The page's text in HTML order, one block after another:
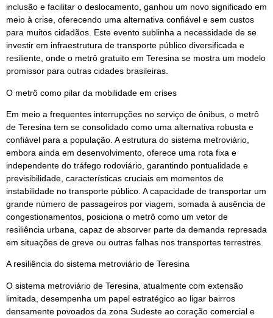
inclusão e facilitar o deslocamento, ganhou um novo significado em
meio à crise, oferecendo uma alternativa confiável e sem custos
para muitos cidadãos. Este evento sublinha a necessidade de se
investir em infraestrutura de transporte público diversificada e
resiliente, onde o metrô gratuito em Teresina se mostra um modelo
promissor para outras cidades brasileiras.
O metrô como pilar da mobilidade em crises
Em meio a frequentes interrupções no serviço de ônibus, o metrô
de Teresina tem se consolidado como uma alternativa robusta e
confiável para a população. A estrutura do sistema metroviário,
embora ainda em desenvolvimento, oferece uma rota fixa e
independente do tráfego rodoviário, garantindo pontualidade e
previsibilidade, características cruciais em momentos de
instabilidade no transporte público. A capacidade de transportar um
grande número de passageiros por viagem, somada à ausência de
congestionamentos, posiciona o metrô como um vetor de
resiliência urbana, capaz de absorver parte da demanda represada
em situações de greve ou outras falhas nos transportes terrestres.
A resiliência do sistema metroviário de Teresina
O sistema metroviário de Teresina, atualmente com extensão
limitada, desempenha um papel estratégico ao ligar bairros
densamente povoados da zona Sudeste ao coração comercial e